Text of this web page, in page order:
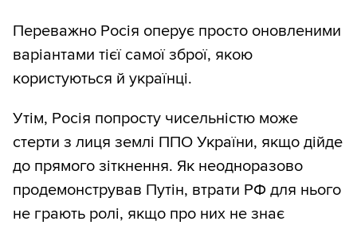
Переважно Росія оперує просто оновленими
варіантами тієї самої зброї, якою
користуються й українці.
Утім, Росія попросту чисельністю може
стерти з лиця землі ППО України, якщо дійде
до прямого зіткнення. Як неодноразово
продемонстрував Путін, втрати РФ для нього
не грають ролі, якщо про них не знає